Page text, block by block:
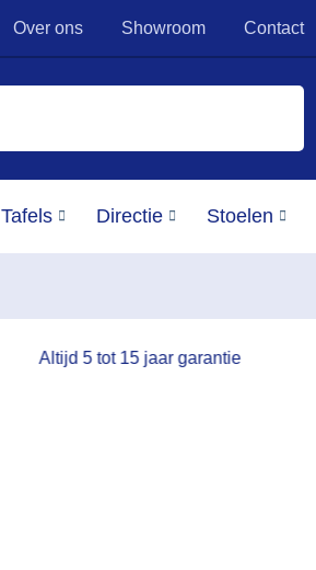
Over ons Showroom Contact
Tafels Directie Stoelen
Altijd 5 tot 15 jaar garantie